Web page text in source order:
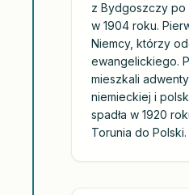
z Bydgoszczy po
w 1904 roku.
Niemcy, którzy
ewangelickiego.
mieszkali
niemieckiej i
spadła w 1920
Torunia do Polski.